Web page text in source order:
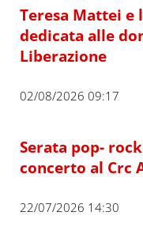
Teresa Mattei
dedicata alle
Liberazione
02/08/2026 09:17
Serata pop-
concerto al Crc
22/07/2026 14:30